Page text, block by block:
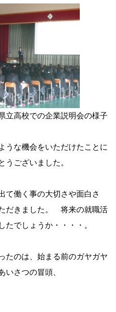
立高校での企業説明会の様子
な機会をいただけたことに
うございました。
働く事の大切さや面白さ
だきました。 将来の就職活
たでしょうか・・・・。
たのは、始まる前のガヤガヤ
いさつの冒頭、